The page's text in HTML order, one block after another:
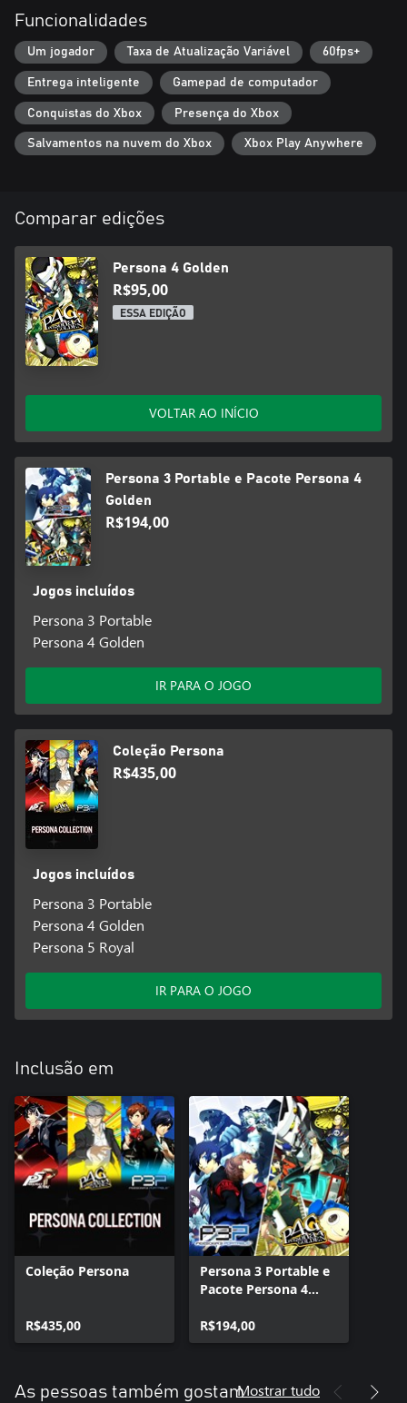
Funcionalidades
Um jogador Taxa de Atualização Variável 60fps+
Entrega inteligente Gamepad de computador
Conquistas do Xbox Presença do Xbox
Salvamentos na nuvem do Xbox Xbox Play Anywhere
Comparar edições
Persona 4 Golden
R$95,00
ESSA EDIÇÃO
VOLTAR AO INÍCIO
Persona 3 Portable e Pacote Persona 4
Golden
R$194,00
Jogos incluídos
Persona 3 Portable
Persona 4 Golden
IR PARA O JOGO
Coleção Persona
R$435,00
Jogos incluídos
Persona 3 Portable
Persona 4 Golden
Persona 5 Royal
IR PARA O JOGO
Inclusão em
Coleção Persona
R$435,00
Persona 3 Portable e
Pacote Persona 4
R$194,00
As pessoas também gostamMostrar tudo